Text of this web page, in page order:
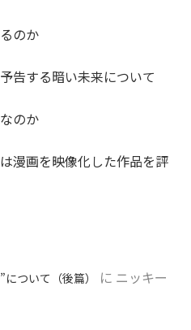
のか
告する暗い未来について
のか
漫画を映像化した作品を評
ついて（後篇） に ニッキー